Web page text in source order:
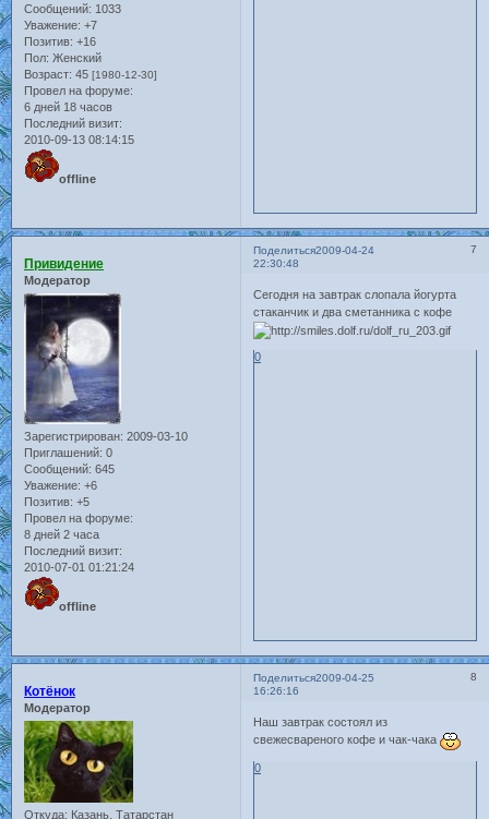
Сообщений: 1033
Уважение: +7
Позитив: +16
Пол: Женский
Возраст: 45 [1980-12-30]
Провел на форуме:
6 дней 18 часов
Последний визит:
2010-09-13 08:14:15
offline
Поделиться 7
2009-04-24
22:30:48
Привидение
Модератор
Зарегистрирован: 2009-03-10
Приглашений: 0
Сообщений: 645
Уважение: +6
Позитив: +5
Провел на форуме:
8 дней 2 часа
Последний визит:
2010-07-01 01:21:24
offline
Сегодня на завтрак слопала йогурта
стаканчик и два сметанника с кофе
0
Поделиться 8
2009-04-25
16:26:16
Котёнок
Модератор
Откуда: Казань, Татарстан
Наш завтрак состоял из
свежесвареного кофе и чак-чака
0